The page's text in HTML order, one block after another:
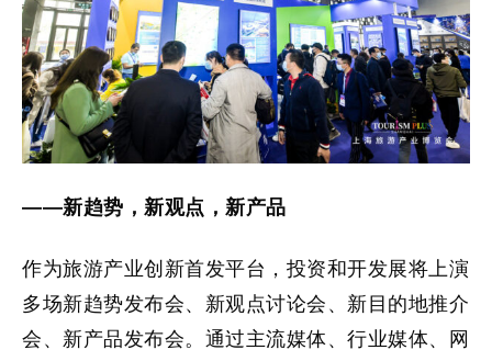
——新趋势，新观点，新产品
作为旅游产业创新首发平台，投资和开发展将上演
多场新趋势发布会、新观点讨论会、新目的地推介
会、新产品发布会。通过主流媒体、行业媒体、网